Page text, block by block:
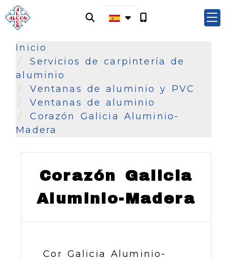
Inicio
Servicios de carpintería de
aluminio
Ventanas de aluminio y PVC
Ventanas de aluminio
Corazón Galicia Aluminio-
Madera
Corazón Galicia
Aluminio-Madera
Cor Galicia Aluminio-